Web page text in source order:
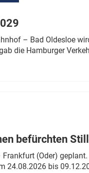
– Bad Oldesloe
die Hamburger
befürchten
(Oder)
24.08.2026 bis